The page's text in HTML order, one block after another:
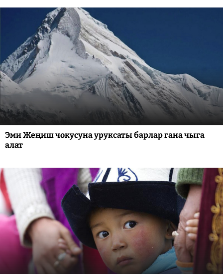
Эми Жеңиш чокусуна уруксаты барлар гана чыга
алат